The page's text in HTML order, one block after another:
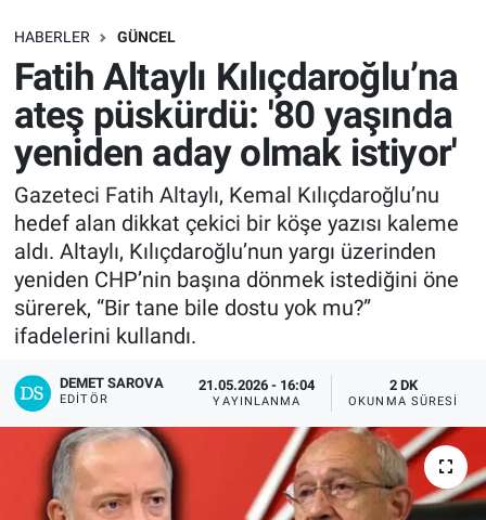
HABERLER GÜNCEL
Fatih Altaylı Kılıçdaroğlu’na
ateş püskürdü: '80 yaşında
yeniden aday olmak istiyor'
Gazeteci Fatih Altaylı, Kemal Kılıçdaroğlu’nu
hedef alan dikkat çekici bir köşe yazısı kaleme
aldı. Altaylı, Kılıçdaroğlu’nun yargı üzerinden
yeniden CHP’nin başına dönmek istediğini öne
sürerek, “Bir tane bile dostu yok mu?”
ifadelerini kullandı.
DEMET SAROVA
EDITÖR
21.05.2026 - 16:04
YAYINLANMA
2 DK
OKUNMA SÜRESI
SAĞLIK
EKONOMİ
EĞİTİM
ÖZEL HABER
Keşfet
ASTROLOJİ
RESMİ İLANLAR
İLAN